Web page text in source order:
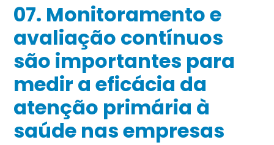
07. Monitoramento e
avaliação contínuos
são importantes para
medir a eficácia da
atenção primária à
saúde nas empresas